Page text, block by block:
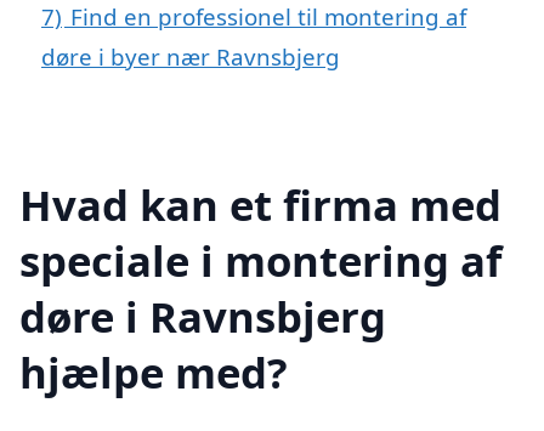
7) Find en professionel til montering af
døre i byer nær Ravnsbjerg
Hvad kan et firma med
speciale i montering af
døre i Ravnsbjerg
hjælpe med?